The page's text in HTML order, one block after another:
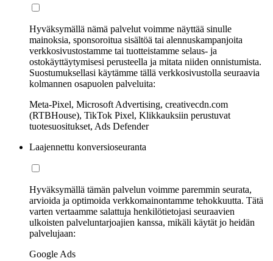
Hyväksymällä nämä palvelut voimme näyttää sinulle
mainoksia, sponsoroitua sisältöä tai alennuskampanjoita
verkkosivustostamme tai tuotteistamme selaus- ja
ostokäyttäytymisesi perusteella ja mitata niiden onnistumista.
Suostumuksellasi käytämme tällä verkkosivustolla seuraavia
kolmannen osapuolen palveluita:
Meta-Pixel, Microsoft Advertising, creativecdn.com
(RTBHouse), TikTok Pixel, Klikkauksiin perustuvat
tuotesuositukset, Ads Defender
Laajennettu konversioseuranta
Hyväksymällä tämän palvelun voimme paremmin seurata,
arvioida ja optimoida verkkomainontamme tehokkuutta. Tätä
varten vertaamme salattuja henkilötietojasi seuraavien
ulkoisten palveluntarjoajien kanssa, mikäli käytät jo heidän
palvelujaan:
Google Ads